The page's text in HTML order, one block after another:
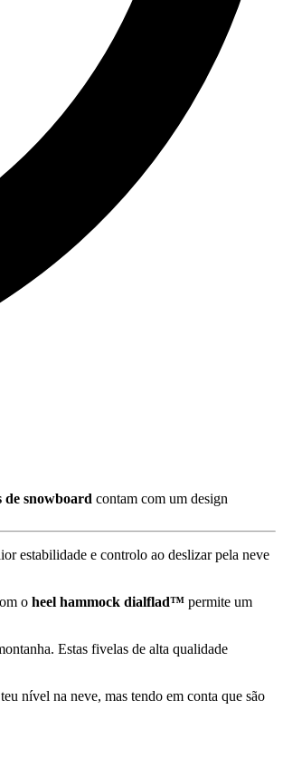
de snowboard contam com um design
estabilidade e controlo ao deslizar pela neve
o heel hammock dialflad™ permite um
Estas fivelas de alta qualidade
nível na neve, mas tendo em conta que são